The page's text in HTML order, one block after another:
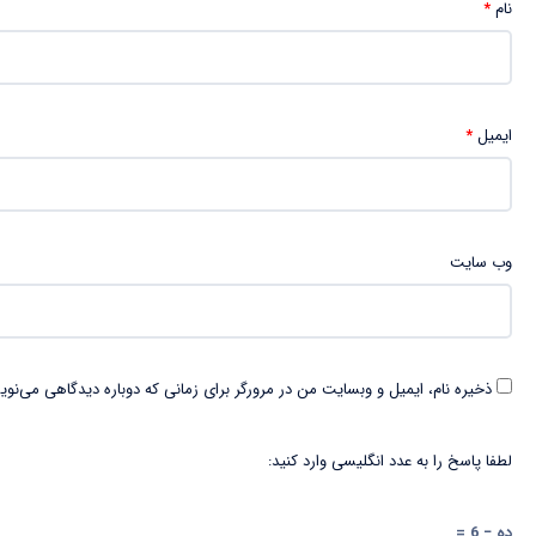
نام*
ایمیل*
وب‌ سایت
ذخیره نام، ایمیل و وبسایت من در مرورگر برای زمانی که دوباره دیدگاهی
لطفا پاسخ را به عدد انگلیسی وارد کنید: